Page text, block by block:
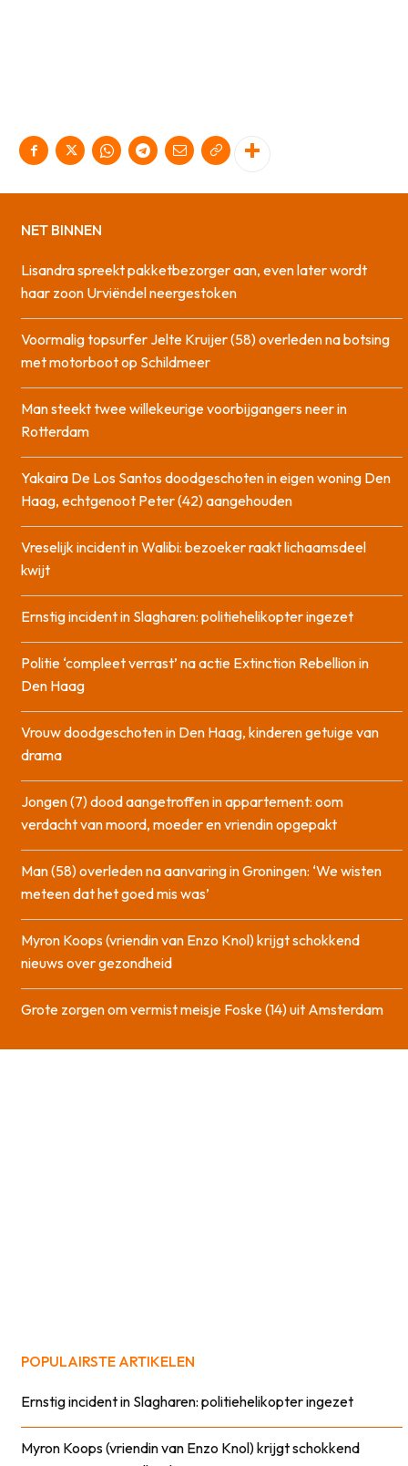
NET BINNEN
Lisandra spreekt pakketbezorger aan, even later wordt
haar zoon Urviëndel neergestoken
Voormalig topsurfer Jelte Kruijer (58) overleden na botsing
met motorboot op Schildmeer
Man steekt twee willekeurige voorbijgangers neer in
Rotterdam
Yakaira De Los Santos doodgeschoten in eigen woning Den
Haag, echtgenoot Peter (42) aangehouden
Vreselijk incident in Walibi: bezoeker raakt lichaamsdeel
kwijt
Ernstig incident in Slagharen: politiehelikopter ingezet
Politie ‘compleet verrast’ na actie Extinction Rebellion in
Den Haag
Vrouw doodgeschoten in Den Haag, kinderen getuige van
drama
Jongen (7) dood aangetroffen in appartement: oom
verdacht van moord, moeder en vriendin opgepakt
Man (58) overleden na aanvaring in Groningen: ‘We wisten
meteen dat het goed mis was’
Myron Koops (vriendin van Enzo Knol) krijgt schokkend
nieuws over gezondheid
Grote zorgen om vermist meisje Foske (14) uit Amsterdam
POPULAIRSTE ARTIKELEN
Ernstig incident in Slagharen: politiehelikopter ingezet
Myron Koops (vriendin van Enzo Knol) krijgt schokkend